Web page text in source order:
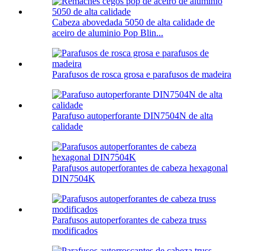
Cabeza abovedada 5050 de alta calidade de
aceiro de aluminio Pop Blin...
Parafusos de rosca grosa e parafusos de madeira
Parafuso autoperforante DIN7504N de alta
calidade
Parafusos autoperforantes de cabeza hexagonal
DIN7504K
Parafusos autoperforantes de cabeza truss
modificados